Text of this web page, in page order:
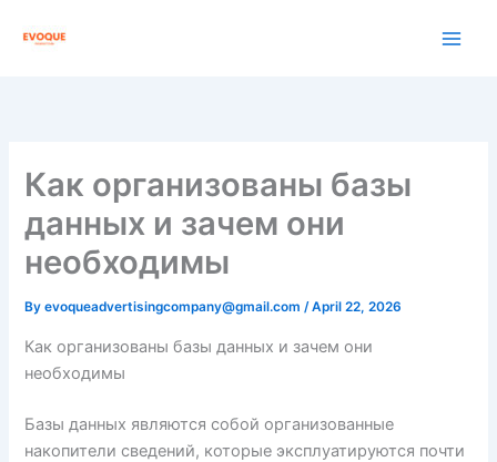
Как организованы базы
данных и зачем они
необходимы
Byevoqueadvertisingcompany@gmail.com/April 22, 2026
Как организованы базы данных и зачем они
необходимы
Базы данных являются собой организованные
накопители сведений, которые эксплуатируются почти